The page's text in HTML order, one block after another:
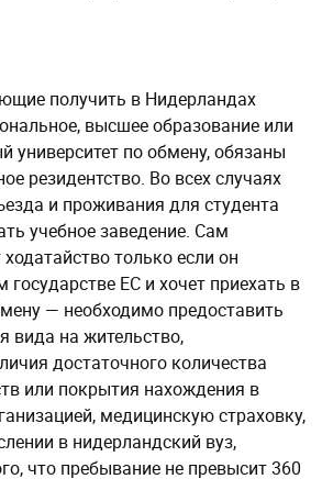
получить в Нидерландах
высшее образование или
университет по обмену, обязаны
резидентство. Во всех случаях
и проживания для студента
учебное заведение. Сам
только если он
государстве ЕС и хочет приехать в
— необходимо предоставить
вида на жительство,
достаточного количества
или покрытия нахождения в
медицинскую страховку,
в нидерландский вуз,
что пребывание не превысит 360